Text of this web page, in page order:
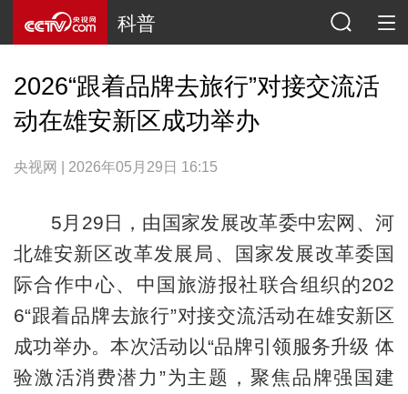
科普
2026“跟着品牌去旅行”对接交流活
动在雄安新区成功举办
央视网 | 2026年05月29日 16:15
5月29日，由国家发展改革委中宏网、河
北雄安新区改革发展局、国家发展改革委国
际合作中心、中国旅游报社联合组织的202
6“跟着品牌去旅行”对接交流活动在雄安新区
成功举办。本次活动以“品牌引领服务升级 体
验激活消费潜力”为主题，聚焦品牌强国建